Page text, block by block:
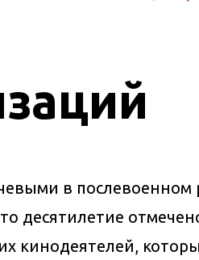
в послевоенном
десятилетие
кинодеятелей,